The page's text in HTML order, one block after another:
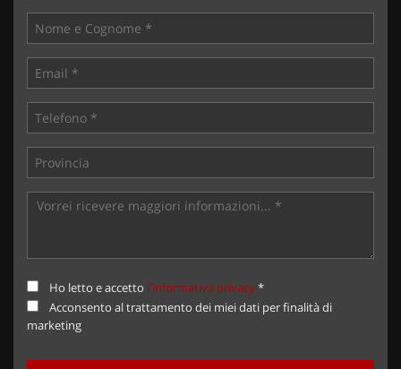
Ho letto e accetto l'informativa privacy*
Acconsento al trattamento dei miei dati per finalità di
marketing